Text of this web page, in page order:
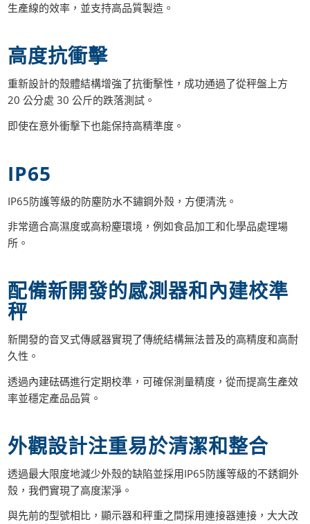
生產線的效率，並支持高品質製造。
高度抗衝擊
重新設計的殼體結構增強了抗衝擊性，成功通過了從秤盤上方
20 公分處 30 公斤的跌落測試。
即使在意外衝擊下也能保持高精準度。
IP65
IP65防護等級的防塵防水不鏽鋼外殼，方便清洗。
非常適合高濕度或高粉塵環境，例如食品加工和化學品處理場
所。
配備新開發的感測器和內建校準
秤
新開發的音叉式傳感器實現了傳統結構無法普及的高精度和高耐
久性。
透過內建砝碼進行定期校準，可確保測量精度，從而提高生產效
率並穩定產品品質。
外觀設計注重易於清潔和整合
透過最大限度地減少外殼的缺陷並採用IP65防護等級的不銹鋼外
殼，我們實現了高度潔淨。
與先前的型號相比，顯示器和秤重之間採用連接器連接，大大改